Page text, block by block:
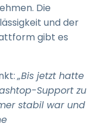
Die
und der
gibt es
„Bis jetzt hatte
Support zu
stabil war und